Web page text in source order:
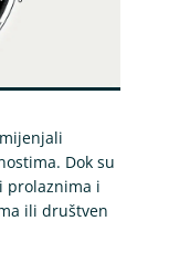
Dok su
prolaznima i
ili društven